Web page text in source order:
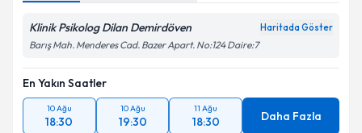
Klinik Psikolog Dilan Demirdöven Haritada Göster
Barış Mah. Menderes Cad. Bazer Apart. No:124 Daire:7
En Yakın Saatler
10 Ağu
18:30
10 Ağu
19:30
11 Ağu
18:30 Daha Fazla